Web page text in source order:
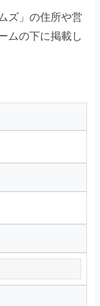
ズ」の住所や営
ムの下に掲載し